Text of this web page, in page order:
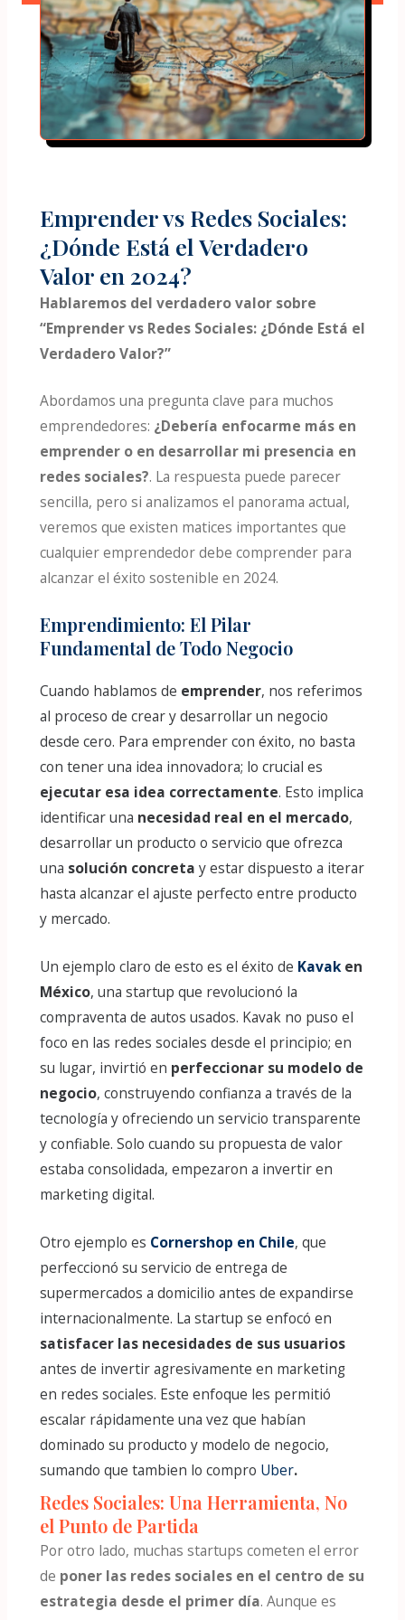
Emprender vs Redes Sociales:
¿Dónde Está el Verdadero
Valor en 2024?
Hablaremos del verdadero valor sobre
“Emprender vs Redes Sociales: ¿Dónde Está el
Verdadero Valor?”
Abordamos una pregunta clave para muchos
emprendedores: ¿Debería enfocarme más en
emprender o en desarrollar mi presencia en
redes sociales?. La respuesta puede parecer
sencilla, pero si analizamos el panorama actual,
veremos que existen matices importantes que
cualquier emprendedor debe comprender para
alcanzar el éxito sostenible en 2024.
Emprendimiento: El Pilar
Fundamental de Todo Negocio
Cuando hablamos de emprender, nos referimos
al proceso de crear y desarrollar un negocio
desde cero. Para emprender con éxito, no basta
con tener una idea innovadora; lo crucial es
ejecutar esa idea correctamente. Esto implica
identificar una necesidad real en el mercado,
desarrollar un producto o servicio que ofrezca
una solución concreta y estar dispuesto a iterar
hasta alcanzar el ajuste perfecto entre producto
y mercado.
Un ejemplo claro de esto es el éxito de Kavaken
México, una startup que revolucionó la
compraventa de autos usados. Kavak no puso el
foco en las redes sociales desde el principio; en
su lugar, invirtió en perfeccionar su modelo de
negocio, construyendo confianza a través de la
tecnología y ofreciendo un servicio transparente
y confiable. Solo cuando su propuesta de valor
estaba consolidada, empezaron a invertir en
marketing digital.
Otro ejemplo es Cornershop en Chile, que
perfeccionó su servicio de entrega de
supermercados a domicilio antes de expandirse
internacionalmente. La startup se enfocó en
satisfacer las necesidades de sus usuarios
antes de invertir agresivamente en marketing
en redes sociales. Este enfoque les permitió
escalar rápidamente una vez que habían
dominado su producto y modelo de negocio,
sumando que tambien lo compro Uber.
Redes Sociales: Una Herramienta, No
el Punto de Partida
Por otro lado, muchas startups cometen el error
de poner las redes sociales en el centro de su
estrategia desde el primer día. Aunque es